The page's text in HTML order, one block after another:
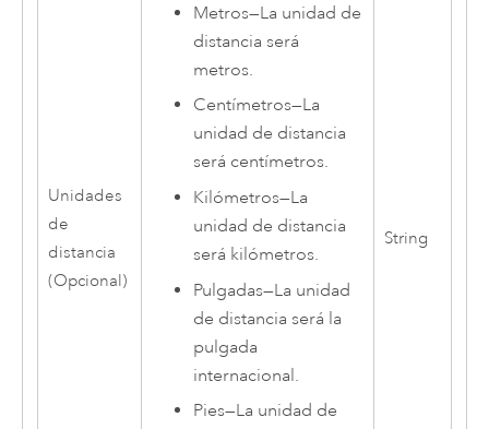
Unidades
de
distancia
(Opcional)
Metros—La unidad de
distancia será
metros.
Centímetros—La
unidad de distancia
será centímetros.
Kilómetros—La
unidad de distancia
será kilómetros.
Pulgadas—La unidad
de distancia será la
pulgada
internacional.
Pies—La unidad de
String